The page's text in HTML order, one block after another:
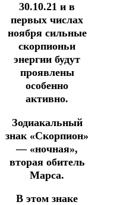
30.10.21 и в
первых числах
ноября сильные
скорпионьи
энергии будут
проявлены
особенно
активно.
Зодиакальный
знак «Скорпион»
— «ночная»,
вторая обитель
Марса.
В этом знаке